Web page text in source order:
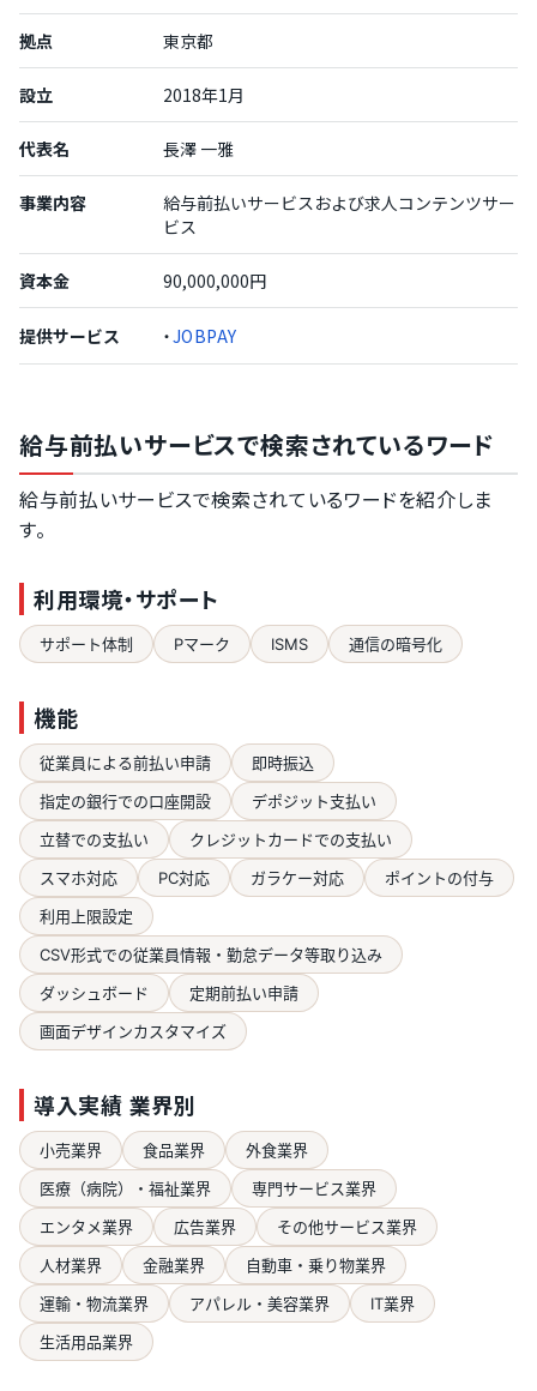
拠点 東京都
設立 2018年1月
代表名 長澤 一雅
事業内容
給与前払いサービスおよび求人コンテンツサー
ビス
資本金 90,000,000円
提供サービス ・JOBPAY
給与前払いサービスで検索されているワード
給与前払いサービスで検索されているワードを紹介しま
す。
利用環境・サポート
サポート体制 Pマーク ISMS 通信の暗号化
機能
従業員による前払い申請
即時振込
指定の銀行での口座開設
デポジット支払い
立替での支払い
クレジットカードでの支払い
スマホ対応
PC対応 ガラケー対応
ポイントの付与
利用上限設定
CSV形式での従業員情報・勤怠データ等取り込み
ダッシュボード
定期前払い申請
画面デザインカスタマイズ
導入実績 業界別
小売業界 食品業界
外食業界
医療（病院）・福祉業界
専門サービス業界
エンタメ業界
広告業界
その他サービス業界
人材業界
金融業界
自動車・乗り物業界
運輸・物流業界
アパレル・美容業界
IT業界
生活用品業界